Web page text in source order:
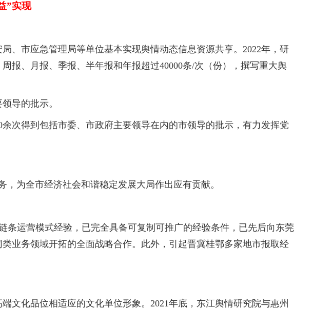
”实现
市应急管理局等单位基本实现舆情动态信息资源共享。2022年，研
报、月报、季报、半年报和年报超过40000条/次（份），撰写重大舆
导的批示。
得到包括市委、市政府主要领导在内的市领导的批示，有力发挥党
为全市经济社会和谐稳定发展大局作出应有贡献。
运营模式经验，已完全具备可复制可推广的经验条件，已先后向东莞
业务领域开拓的全面战略合作。此外，引起晋冀桂鄂多家地市报取经
化品位相适应的文化单位形象。2021年底，东江舆情研究院与惠州